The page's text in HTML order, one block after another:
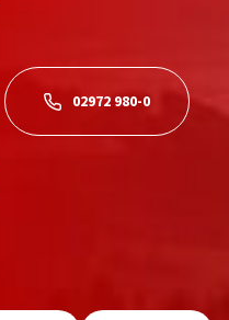
02972 980-0